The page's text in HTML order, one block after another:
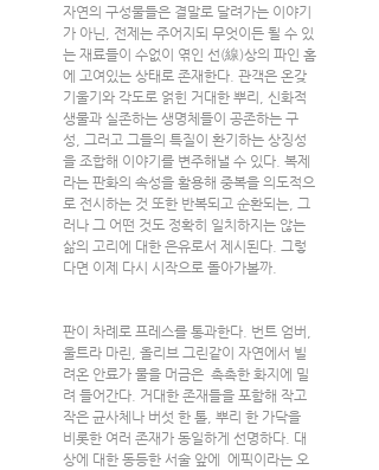
자연의 구성물들은 결말로 달려가는 이야기
가 아닌, 전제는 주어지되 무엇이든 될 수 있
는 재료들이 수없이 엮인 선(線)상의 파인 홈
에 고여있는 상태로 존재한다. 관객은 온갖
기울기와 각도로 얽힌 거대한 뿌리, 신화적
생물과 실존하는 생명체들이 공존하는 구
성, 그러고 그들의 특질이 환기하는 상징성
을 조합해 이야기를 변주해낼 수 있다. 복제
라는 판화의 속성을 활용해 중복을 의도적으
로 전시하는 것 또한 반복되고 순환되는, 그
러나 그 어떤 것도 정확히 일치하지는 않는
삶의 고리에 대한 은유로서 제시된다. 그렇
다면 이제 다시 시작으로 돌아가볼까.
판이 차례로 프레스를 통과한다. 번트 엄버,
울트라 마린, 올리브 그린같이 자연에서 빌
려온 안료가 물을 머금은  촉촉한 화지에 밀
려 들어간다. 거대한 존재들을 포함해 작고
작은 균사체나 버섯 한 톨, 뿌리 한 가닥을
비롯한 여러 존재가 동일하게 선명하다. 대
상에 대한 동등한 서술 앞에  에픽이라는 오